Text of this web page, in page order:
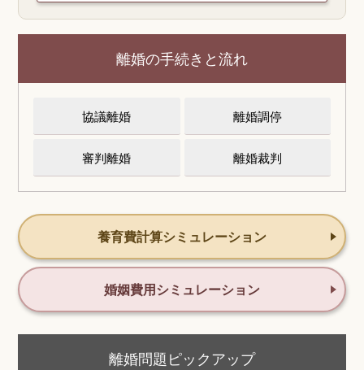
離婚の手続きと流れ
協議離婚 離婚調停
審判離婚 離婚裁判
養育費計算シミュレーション
婚姻費用シミュレーション
離婚問題ピックアップ